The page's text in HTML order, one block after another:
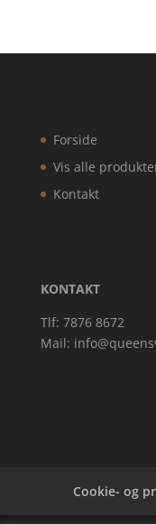
Forside
Vis alle
Kontakt
KONTAKT
Tlf: 7876 8672
Mail:
Cookie- og